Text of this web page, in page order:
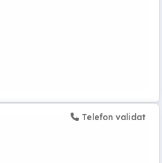
Telefon validat